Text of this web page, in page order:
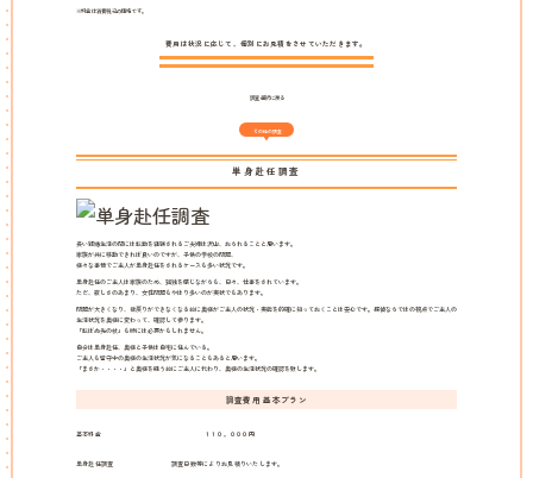
※料金は消費税込の価格です。
費用は状況に応じて、個別にお見積をさせていただきます。
調査選択に戻る
その他の調査
単身赴任調査
長い結婚生活の間には転勤を経験されるご夫婦は沢山、おられることと思います。
家族が共に移動できれば良いのですが、子供の学校の問題、
様々な事情でご主人が単身赴任をされるケースも多い状況です。
単身赴任のご主人は家族のため、孤独を感じながらも、日々、仕事をされています。
ただ、寂しさのあまり、女性問題もやはり多いのが実状でもあります。
問題が大きくなり、後戻りができなくなる前に奥様がご主人の状況・実能を的確に知っておくことは安心です。探偵ならではの視点でご主人の
生活状況を奥様に変わって、確認して参ります。
「転ばぬ先の杖」も時には必要かもしれません。
自分は単身赴任、奥様と子供は自宅に住んでいる。
ご主人も留守中の奥様の生活状況が気になることもあると思います。
「まさか・・・・」と奥様を疑う前にご主人に代わり、奥様の生活状況の確認を致します。
調査費用 基本プラン
基本料金 １１０，０００円
単身赴任調査 調査日数等によりお見積りいたします。